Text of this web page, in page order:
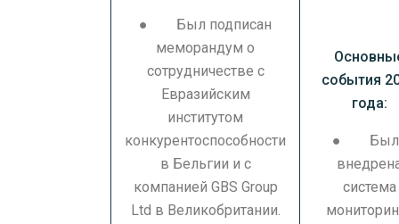
● Был подписан
меморандум о
сотрудничестве с
Евразийским
институтом
конкурентоспособности
в Бельгии и с
компанией GBS Group
Ltd в Великобритании.
события
года:
●
система